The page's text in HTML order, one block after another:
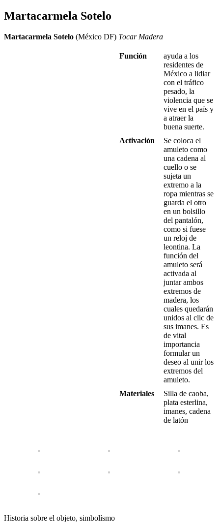
Martacarmela Sotelo
Martacarmela Sotelo (México DF) Tocar Madera
Función
ayuda a los
residentes de
México a lidiar
con el tráfico
pesado, la
violencia que se
vive en el país y
a atraer la
buena suerte.
Activación
Se coloca el
amuleto como
una cadena al
cuello o se
sujeta un
extremo a la
ropa mientras se
guarda el otro
en un bolsillo
del pantalón,
como si fuese
un reloj de
leontina. La
función del
amuleto será
activada al
juntar ambos
extremos de
madera, los
cuales quedarán
unidos al clic de
sus imanes. Es
de vital
importancia
formular un
deseo al unir los
extremos del
amuleto.
Materiales
Silla de caoba,
plata esterlina,
imanes, cadena
de latón
Historia sobre el objeto, simbolísmo